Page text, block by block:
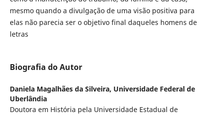
mesmo quando a divulgação de uma visão positiva para
elas não parecia ser o objetivo final daqueles homens de
letras
Biografia do Autor
Daniela Magalhães da Silveira, Universidade Federal de
Uberlândia
Doutora em História pela Universidade Estadual de